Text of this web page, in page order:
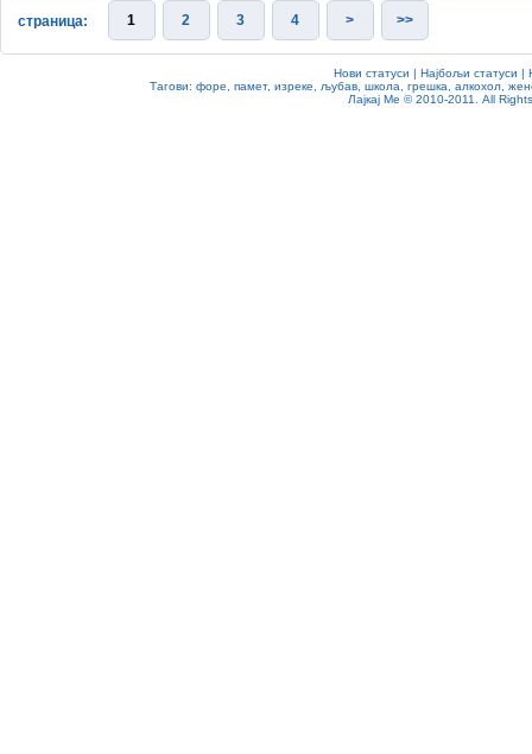
страница: 1 2 3 4 > >>
Нови статуси | Најбољи статуси |
Тагови:форе ,памет,изреке љубав ,школа ,грешка ,алкохол ,
Лајкај Ме © 2010-2011. All